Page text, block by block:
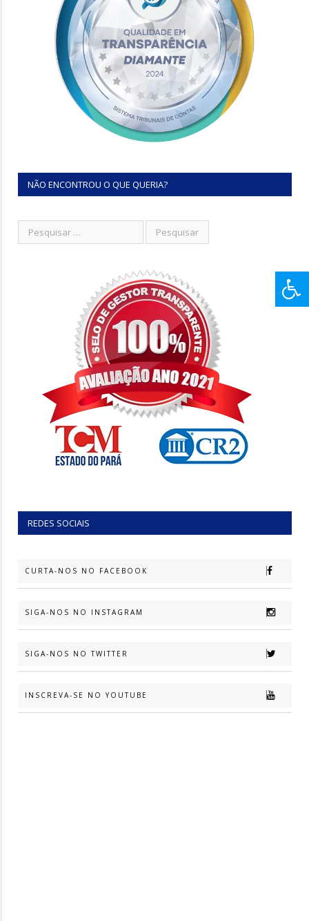
NÃO ENCONTROU O QUE QUERIA?
REDES SOCIAIS
CURTA-NOS NO FACEBOOK
SIGA-NOS NO INSTAGRAM
SIGA-NOS NO TWITTER
INSCREVA-SE NO YOUTUBE